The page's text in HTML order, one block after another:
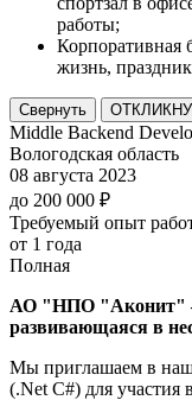
работы;
Корпоративная
жизнь,
Свернуть
Middle Backend
Вологодская область
08 августа 2023
до 200 000 ₽
Требуемый опыт
от 1 года
Полная
АО "НПО "Аконит" —
развивающаяся в
Мы приглашаем в
(.Net C#) для участия